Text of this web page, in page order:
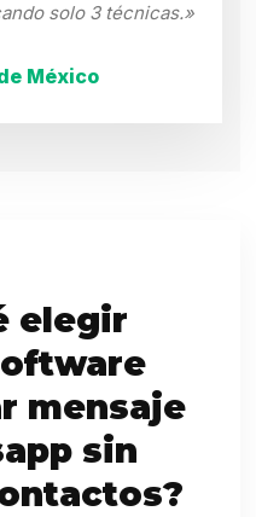
solo 3 técnicas.»
México
elegir
mensaje
sin